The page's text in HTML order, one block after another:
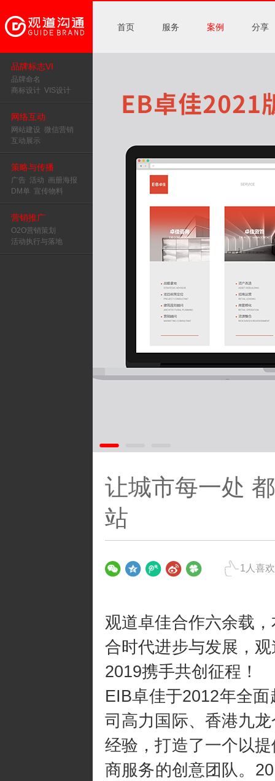
首页 服务 案例 分享
品牌标志VI
品牌命名
商标设计 VIS设计
网络互动
网站建设 微信营销
互动展示
策略与传播
广告 活动 画册海报
DM单 宣传物料
营销推广
O2O营销策划
活动执行与落地
让城市每一处
站
1 人喜欢
观道卓佳合作六余载
合时代进步与发展，
2019携手共创征程！
EIB卓佳于2012年全
司高力国际、香港九
经验，打造了一个以
商服务的创意团队。